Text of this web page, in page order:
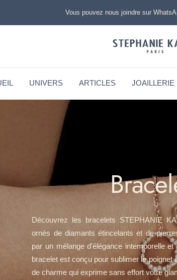
Vous pouvez nous joindre sur
STEPHANIE
UNIVERS ARTICLES JOAILLERIE
Découvrez les bracelets STEPHANIE
ornés de diamants étincelants et de
par un mélange d'élégance intemporelle
bracelet est conçu pour sublimer le poignet
de charme qui exprime sans effort votre